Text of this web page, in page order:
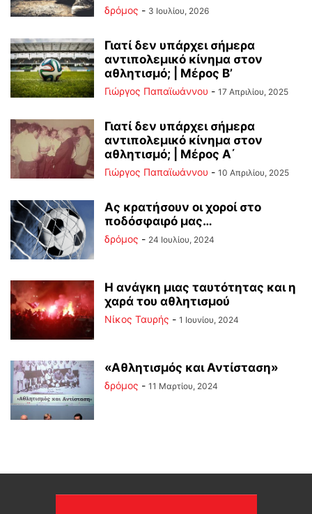
δρόμος - 3 Ιουλίου, 2026
Γιατί δεν υπάρχει σήμερα
αντιπολεμικό κίνημα στον
αθλητισμό; | Μέρος Β’
Γιώργος Παπαϊωάννου - 17 Απριλίου, 2025
Γιατί δεν υπάρχει σήμερα
αντιπολεμικό κίνημα στον
αθλητισμό; | Μέρος Α΄
Γιώργος Παπαϊωάννου - 10 Απριλίου, 2025
Ας κρατήσουν οι χοροί στο
ποδόσφαιρό μας…
δρόμος - 24 Ιουλίου, 2024
Η ανάγκη μιας ταυτότητας και η
χαρά του αθλητισμού
Νίκος Ταυρής - 1 Ιουνίου, 2024
«Αθλητισμός και Αντίσταση»
δρόμος - 11 Μαρτίου, 2024